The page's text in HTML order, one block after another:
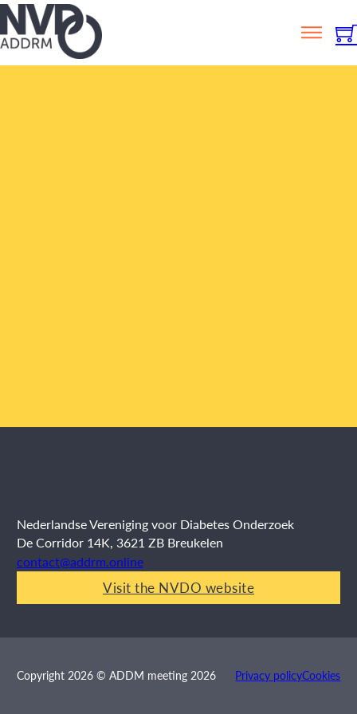
Nederlandse Vereniging voor Diabetes Onderzoek
De Corridor 14K, 3621 ZB Breukelen
contact@addrm.online
Visit the NVDO website
Copyright 2026 © ADDM meeting 2026 Privacy policyCookies